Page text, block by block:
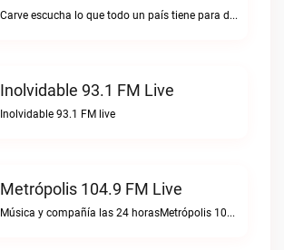
Carve escucha lo que todo un país tiene para decir.Carve 850 AM live
Inolvidable 93.1 FM Live
Inolvidable 93.1 FM live
Metrópolis 104.9 FM Live
Música y compañía las 24 horasMetrópolis 104.9 FM live